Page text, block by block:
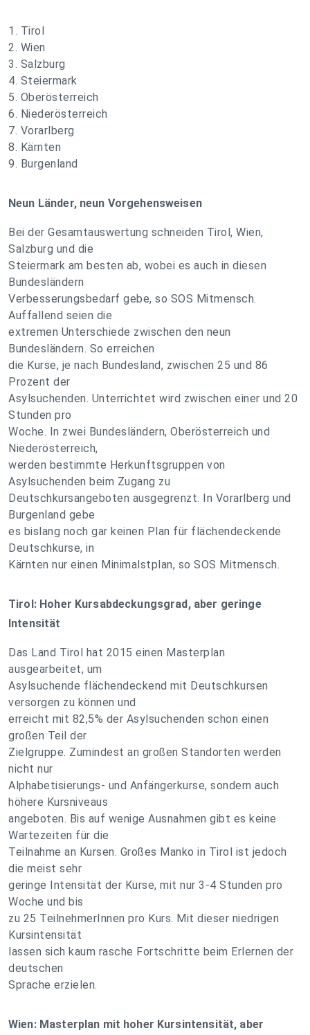
1. Tirol
2. Wien
3. Salzburg
4. Steiermark
5. Oberösterreich
6. Niederösterreich
7. Vorarlberg
8. Kärnten
9. Burgenland
Neun Länder, neun Vorgehensweisen
Bei der Gesamtauswertung schneiden Tirol, Wien,
Salzburg und die
Steiermark am besten ab, wobei es auch in diesen
Bundesländern
Verbesserungsbedarf gebe, so SOS Mitmensch.
Auffallend seien die
extremen Unterschiede zwischen den neun
Bundesländern. So erreichen
die Kurse, je nach Bundesland, zwischen 25 und 86
Prozent der
Asylsuchenden. Unterrichtet wird zwischen einer und 20
Stunden pro
Woche. In zwei Bundesländern, Oberösterreich und
Niederösterreich,
werden bestimmte Herkunftsgruppen von
Asylsuchenden beim Zugang zu
Deutschkursangeboten ausgegrenzt. In Vorarlberg und
Burgenland gebe
es bislang noch gar keinen Plan für flächendeckende
Deutschkurse, in
Kärnten nur einen Minimalstplan, so SOS Mitmensch.
Tirol: Hoher Kursabdeckungsgrad, aber geringe
Intensität
Das Land Tirol hat 2015 einen Masterplan
ausgearbeitet, um
Asylsuchende flächendeckend mit Deutschkursen
versorgen zu können und
erreicht mit 82,5% der Asylsuchenden schon einen
großen Teil der
Zielgruppe. Zumindest an großen Standorten werden
nicht nur
Alphabetisierungs- und Anfängerkurse, sondern auch
höhere Kursniveaus
angeboten. Bis auf wenige Ausnahmen gibt es keine
Wartezeiten für die
Teilnahme an Kursen. Großes Manko in Tirol ist jedoch
die meist sehr
geringe Intensität der Kurse, mit nur 3-4 Stunden pro
Woche und bis
zu 25 TeilnehmerInnen pro Kurs. Mit dieser niedrigen
Kursintensität
lassen sich kaum rasche Fortschritte beim Erlernen der
deutschen
Sprache erzielen.
Wien: Masterplan mit hoher Kursintensität, aber